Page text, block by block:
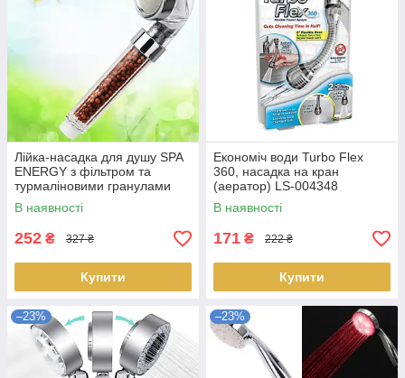
Лійка-насадка для душу SPA
ENERGY з фільтром та
турмаліновими гранулами
LS-009035
В наявності
252 ₴ 327 ₴
Купити
Економіч води Turbo Flex
360, насадка на кран
(аератор) LS-004348
В наявності
171 ₴ 222 ₴
Купити
–23% –23%